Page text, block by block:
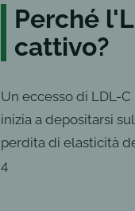
Perché
cattivo?
Un eccesso di LDL-
inizia a depositarsi
perdita di elasticità
4